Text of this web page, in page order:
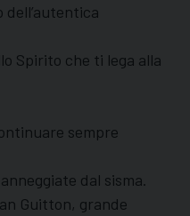
Spirito che ti lega alla
sempre
dal sisma.
Guitton, grande